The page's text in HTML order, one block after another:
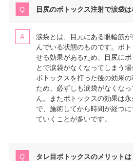
目尻のボトックス注射で涙袋
涙袋とは、目元にある眼輪筋
んでいる状態のものです。ボ
せる効果があるため、目尻に
とで涙袋がなくなってしまう
ボトックスを打った後の効果
ため、必ずしも涙袋がなくな
ん。またボトックスの効果は
で、施術してから時間が経つ
ていくことが多いです。
タレ目ボトックスのメリットは